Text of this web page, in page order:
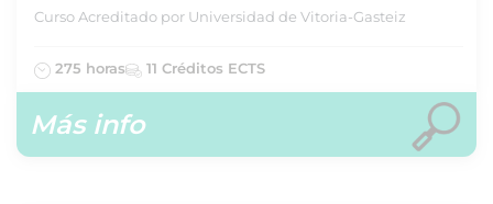
Curso Acreditado por Universidad de Vitoria-Gasteiz
275 horas 11 Créditos ECTS
Más info